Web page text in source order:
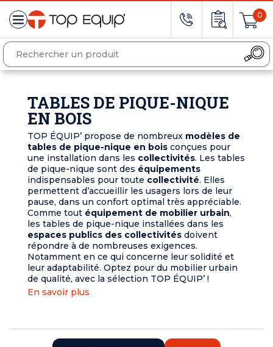
0
TABLES DE PIQUE-NIQUE
EN BOIS
TOP ÉQUIP’ propose de nombreux modèles de
tables de pique-nique en bois conçues pour
une installation dans les collectivités. Les tables
de pique-nique sont des équipements
indispensables pour toute collectivité. Elles
permettent d’accueillir les usagers lors de leur
pause, dans un confort optimal très appréciable.
Comme tout équipement de mobilier urbain,
les tables de pique-nique installées dans les
espaces publics des collectivités doivent
répondre à de nombreuses exigences.
Notamment en ce qui concerne leur solidité et
leur adaptabilité. Optez pour du mobilier urbain
de qualité, avec la sélection TOP ÉQUIP’ !
En savoir plus